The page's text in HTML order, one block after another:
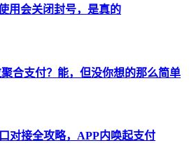
用会关闭封号，是真的
合支付？能，但没你想的那么简单
对接全攻略，APP内唤起支付